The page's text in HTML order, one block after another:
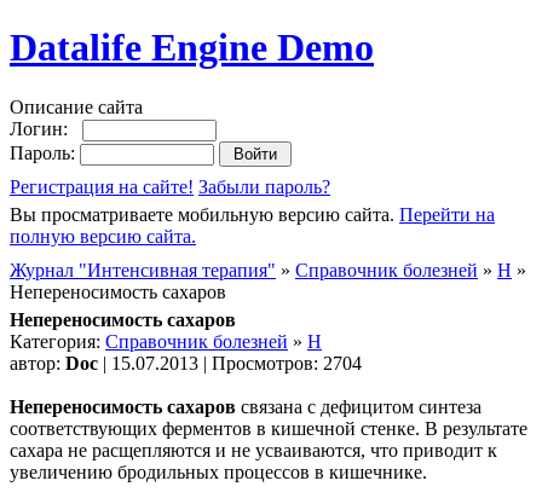
Datalife Engine Demo
Описание сайта
Логин:
Пароль:
Регистрация на сайте! Забыли пароль?
Вы просматриваете мобильную версию сайта. Перейти на
полную версию сайта.
Журнал "Интенсивная терапия" » Справочник болезней » Н »
Непереносимость сахаров
Непереносимость сахаров
Категория: Справочник болезней » Н
автор: Doc | 15.07.2013 | Просмотров: 2704
Непереносимость сахаров связана с дефицитом синтеза
соответствующих ферментов в кишечной стенке. В результате
сахара не расщепляются и не усваиваются, что приводит к
увеличению бродильных процессов в кишечнике.